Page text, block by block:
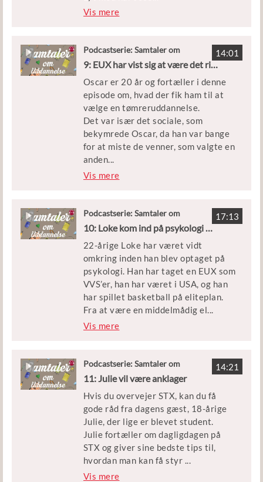
unge.
phine fortæller om sit
på, hvordan hun jonglerer fritid,
uddannelse og frivilligt arbejde i
Horsens, hvor hun bor.
Josephine er i studiet med Tim
Nelson, der er tovholder for
Uddannelse og Job ved
Ungdomscenter Horsens. Du kan
finde andre episoder af Samtaler om
Uddannelse i din podcastapp eller
her på siden.
Vis mere
14:01
Podcastserie: Samtaler om
Uddannelse
9: EUX har vist sig at være det rigtige for Oscar
Oscar er 20 år og fortæller i denne
episode om, hvad der fik ham til at
vælge en tømreruddannelse.
Det var især det sociale, som
bekymrede Oscar, da han var bange
for at miste de venner, som valgte en
anden...
uddannelsesvej. Heldigvis har det
Oscar med til gymnasiefesterne.
Oscar har sin mor med i studiet, da
hun har taget aktiv del i Oscars
uddannelsesrejse – og har flere gode
råd til de unges forældre.
De to bliver interviewet af Yrsa
Høyer, som er uddannelsesvejleder
for UU Kolding
Vis mere
17:13
Podcastserie: Samtaler om
Uddannelse
10: Loke kom ind på psykologi med en VVS-uddannelse
22-årige Loke har været vidt
omkring inden han blev optaget på
psykologi. Han har taget en EUX som
VVS’er, han har været i USA, og han
har spillet basketball på eliteplan.
Fra at være en middelmådig el...
ev, knækkede Loke pludselig koden
gode råd deler han ud af her i
podcasten.
Loke er i studiet med Kira Gilling
Hansen, der er projektleder for
Ditbarnsfremtid.
Vis mere
14:21
Podcastserie: Samtaler om
Uddannelse
11: Julie vil være anklager
Hvis du overvejer STX, kan du få
gode råd fra dagens gæst, 18-årige
Julie, der lige er blevet student.
Julie fortæller om dagligdagen på
STX og giver sine bedste tips til,
hvordan man kan få styr ...
på lektierne, så man kan holde fri
Vis mere